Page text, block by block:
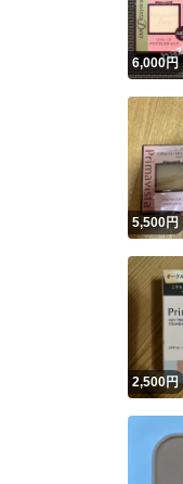
6,000円
5,500円
2,500円